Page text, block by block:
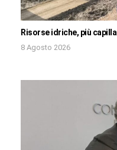
Risorse idriche, più
8 Agosto 2026